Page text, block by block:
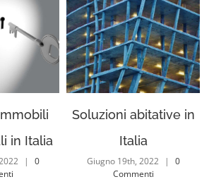
in Italia
|
0
Soluzioni abitative in
Italia
Giugno 19th, 2022 |
0
Commenti